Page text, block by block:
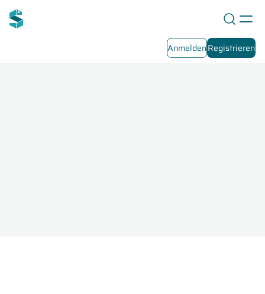
AnmeldenRegistrieren